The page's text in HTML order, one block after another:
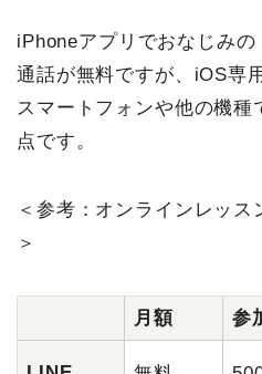
iPhoneアプリでおなじみの
通話が無料ですが、iOS専
スマートフォンや他の機
点です。
＜参考：オンラインレッ
＞
月額 参